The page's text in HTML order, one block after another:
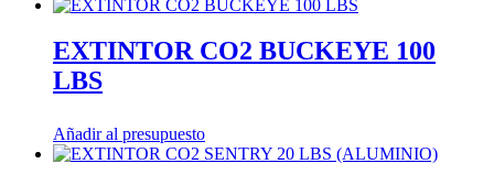
EXTINTOR CO2 BUCKEYE 100
LBS
Añadir al presupuesto